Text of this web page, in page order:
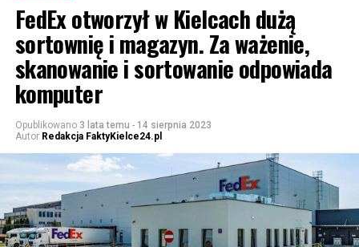
FedEx otworzył w Kielcach dużą
sortownię i magazyn. Za ważenie,
skanowanie i sortowanie odpowiada
komputer
Opublikowano 3 lata temu - 14 sierpnia 2023
Autor Redakcja FaktyKielce24.pl